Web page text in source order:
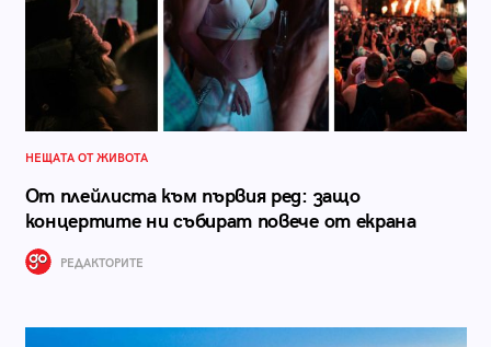
НЕЩАТА ОТ ЖИВОТА
От плейлиста към първия ред: защо
концертите ни събират повече от екрана
РЕДАКТОРИТЕ